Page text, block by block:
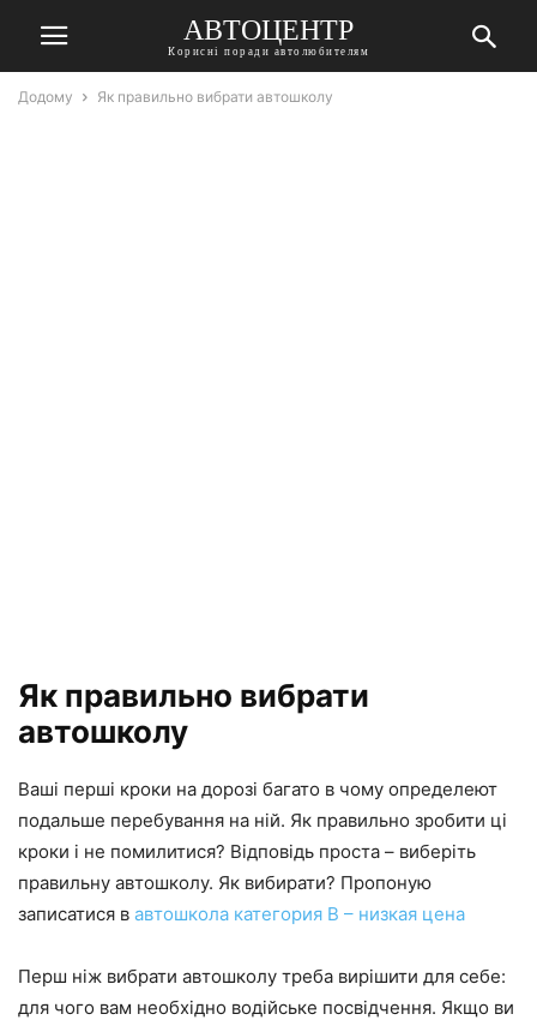
АВТОЦЕНТР
Корисні поради автолюбителям
Додому Як правильно вибрати автошколу
Як правильно вибрати
автошколу
Ваші перші кроки на дорозі багато в чому определеют
подальше перебування на ній. Як правильно зробити ці
кроки і не помилитися? Відповідь проста – виберіть
правильну автошколу. Як вибирати? Пропоную
записатися в автошкола категория B – низкая цена
Перш ніж вибрати автошколу треба вирішити для себе:
для чого вам необхідно водійське посвідчення. Якщо ви